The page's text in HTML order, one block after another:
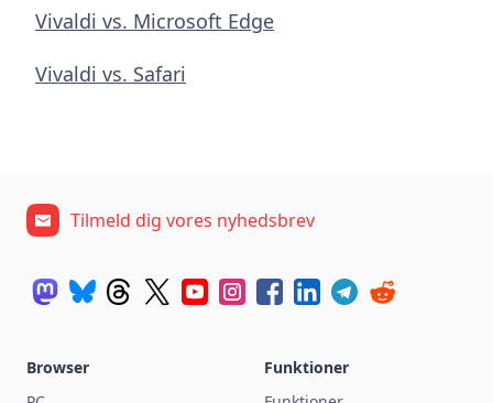
Vivaldi vs. Microsoft Edge
Vivaldi vs. Safari
Tilmeld dig vores nyhedsbrev
Browser
Funktioner